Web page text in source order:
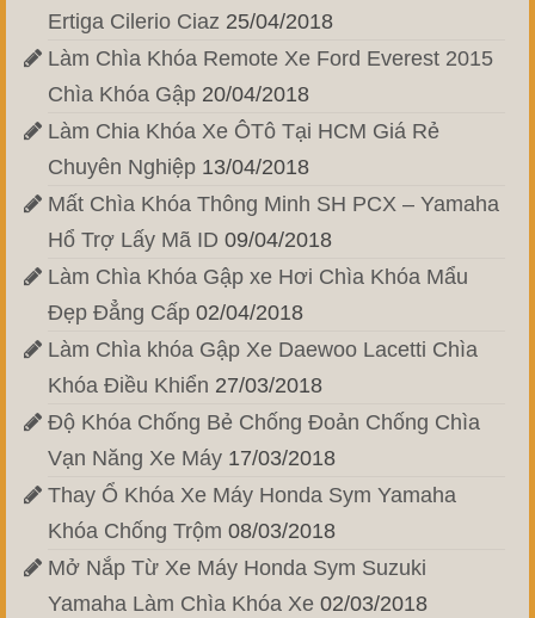
Ertiga Cilerio Ciaz 25/04/2018
Làm Chìa Khóa Remote Xe Ford Everest 2015
Chìa Khóa Gập 20/04/2018
Làm Chia Khóa Xe ÔTô Tại HCM Giá Rẻ
Chuyên Nghiệp 13/04/2018
Mất Chìa Khóa Thông Minh SH PCX – Yamaha
Hổ Trợ Lấy Mã ID 09/04/2018
Làm Chìa Khóa Gập xe Hơi Chìa Khóa Mẩu
Đẹp Đẳng Cấp 02/04/2018
Làm Chìa khóa Gập Xe Daewoo Lacetti Chìa
Khóa Điều Khiển 27/03/2018
Độ Khóa Chống Bẻ Chống Đoản Chống Chìa
Vạn Năng Xe Máy 17/03/2018
Thay Ổ Khóa Xe Máy Honda Sym Yamaha
Khóa Chống Trộm 08/03/2018
Mở Nắp Từ Xe Máy Honda Sym Suzuki
Yamaha Làm Chìa Khóa Xe 02/03/2018